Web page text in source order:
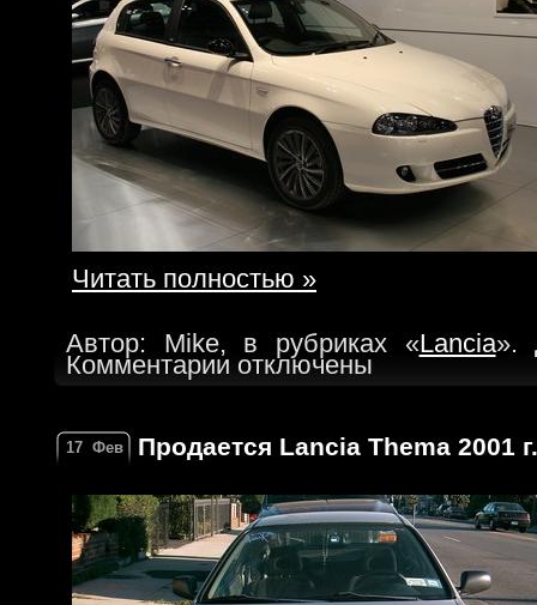
Читать полностью »
Автор: Mike, в рубриках «Lancia».
Комментарии отключены
17 Фев Продается Lancia Thema 2001 г.